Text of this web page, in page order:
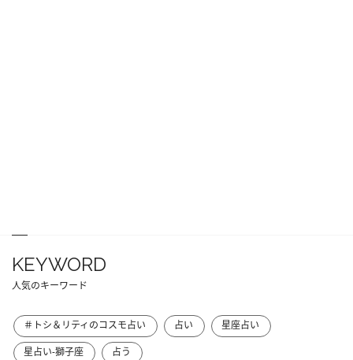
KEYWORD
人気のキーワード
＃トシ＆リティのコスモ占い 占い
星座占い
星占い-獅子座
占う